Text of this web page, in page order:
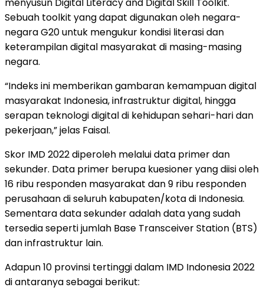
Sebuah toolkit yang dapat digunakan oleh negara-
negara G20 untuk mengukur kondisi literasi dan
keterampilan digital masyarakat di masing-masing
negara.
“Indeks ini memberikan gambaran kemampuan digital
masyarakat Indonesia, infrastruktur digital, hingga
serapan teknologi digital di kehidupan sehari-hari dan
pekerjaan,” jelas Faisal.
Skor IMD 2022 diperoleh melalui data primer dan
sekunder. Data primer berupa kuesioner yang diisi oleh
16 ribu responden masyarakat dan 9 ribu responden
perusahaan di seluruh kabupaten/kota di Indonesia.
Sementara data sekunder adalah data yang sudah
tersedia seperti jumlah Base Transceiver Station (BTS)
dan infrastruktur lain.
Adapun 10 provinsi tertinggi dalam IMD Indonesia 2022
di antaranya sebagai berikut: